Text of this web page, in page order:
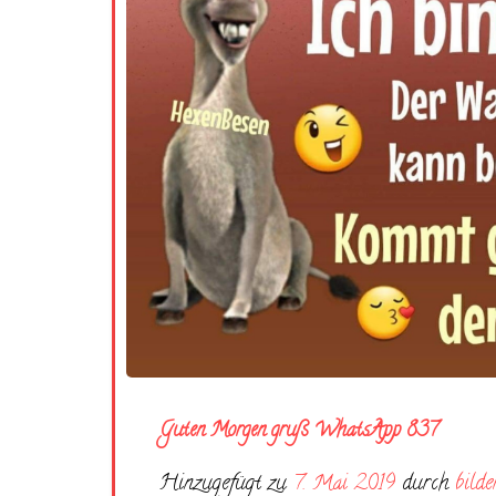
Guten Morgen gruß WhatsApp 837
Hinzugefügt zu 7. Mai 2019 durch